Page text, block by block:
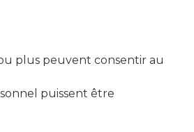
plus peuvent consentir au
puissent être